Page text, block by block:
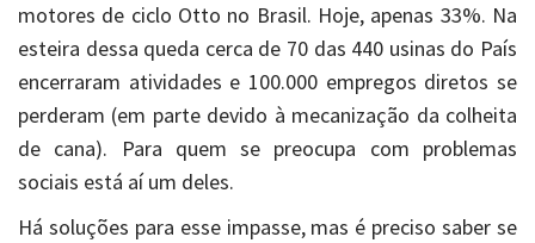
motores de ciclo Otto no Brasil. Hoje, apenas 33%. Na
esteira dessa queda cerca de 70 das 440 usinas do País
encerraram atividades e 100.000 empregos diretos se
perderam (em parte devido à mecanização da colheita
de cana). Para quem se preocupa com problemas
sociais está aí um deles.
Há soluções para esse impasse, mas é preciso saber se